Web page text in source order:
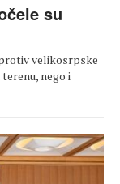
su
velikosrpske
nego i